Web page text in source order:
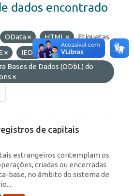
dados encontrado
OData HTML
Etiquetas:
IED
Licenças:
Bases de Dados (ODbL) do
de capitais
estrangeiros contemplam os
criadas ou encerradas
base, no âmbito do sistema de